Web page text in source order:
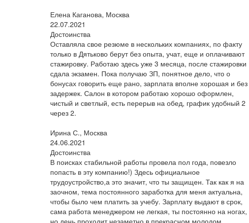
Елена Каганова, Москва
22.07.2021
Достоинства
Оставляла свое резюме в нескольких компаниях, по факту
только в Дятьково берут без опыта, учат, еще и оплачивают
стажировку. Работаю здесь уже 3 месяца, после стажировки
сдала экзамен. Пока получаю ЗП, понятное дело, что о
бонусах говорить еще рано, зарплата вполне хорошая и без
задержек. Салон в котором работаю хорошо оформлен,
чистый и светлый, есть перерыв на обед, график удобный 2
через 2.
Ирина С., Москва
24.06.2021
Достоинства
В поисках стабильной работы провела пол года, повезло
попасть в эту компанию!) Здесь официальное
трудоустройство,а это значит, что ты защищен. Так как я на
заочном, тема постоянного заработка для меня актуальна,
чтобы было чем платить за учебу. Зарплату выдают в срок,
сама работа менеджером не легкая, ты постоянно на ногах,
но день проходит незаметно в прекрасном молодом